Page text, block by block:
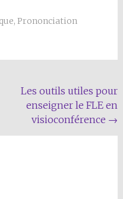
, Prononciation
Les outils utiles pour
enseigner le FLE en
visioconférence →